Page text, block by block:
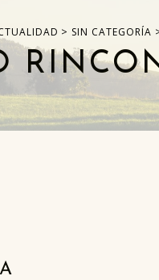
> SIN CATEGORÍA